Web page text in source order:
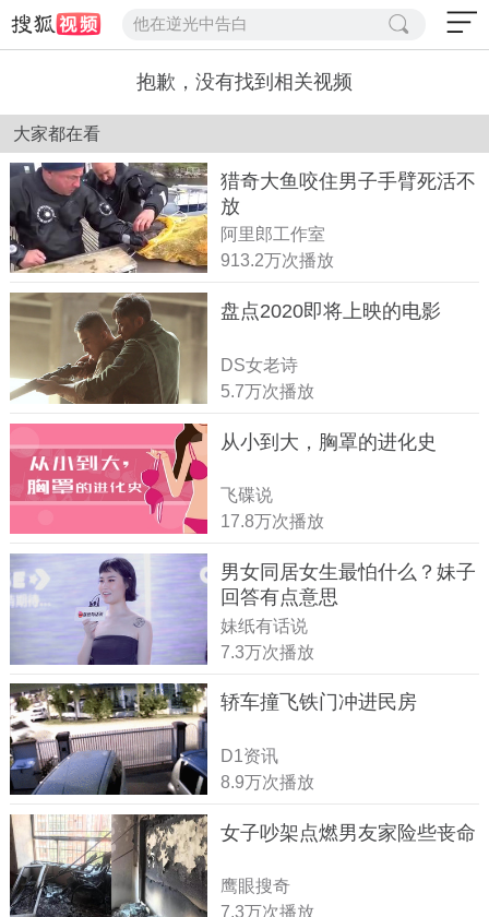
他在逆光中告白
抱歉，没有找到相关视频
大家都在看
猎奇大鱼咬住男子手臂死活不
放
阿里郎工作室
913.2万次播放
盘点2020即将上映的电影
DS女老诗
5.7万次播放
从小到大，胸罩的进化史
飞碟说
17.8万次播放
男女同居女生最怕什么？妹子
回答有点意思
妹纸有话说
7.3万次播放
轿车撞飞铁门冲进民房
D1资讯
8.9万次播放
女子吵架点燃男友家险些丧命
鹰眼搜奇
7.3万次播放